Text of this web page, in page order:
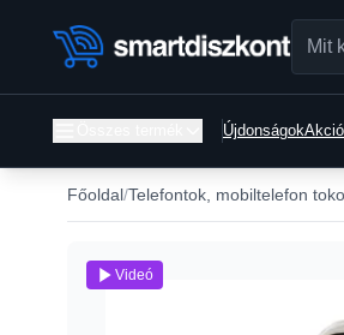
Újdonságok
Főoldal Telefontok, mobiltelefon
Videó